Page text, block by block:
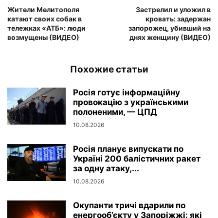
Жители Мелитополя
катают своих собак в
тележках «АТБ»: люди
возмущены (ВИДЕО)
Застрелил и уложил в
кровать: задержан
запорожец, убивший на
днях женщину (ВИДЕО)
Похожие статьи
Росія готує інформаційну
провокацію з українськими
полоненими, — ЦПД
10.08.2026
Росія планує випускати по
Україні 200 балістичних ракет
за одну атаку,...
10.08.2026
Окупанти тричі вдарили по
енергооб’єкту у Запоріжжі: які